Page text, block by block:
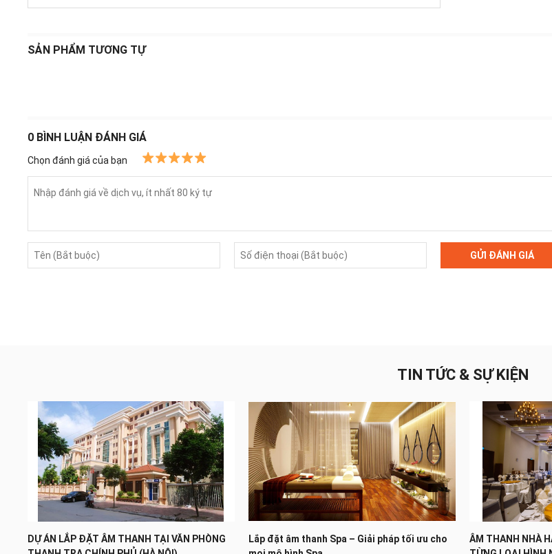
SẢN PHẨM TƯƠNG TỰ
0 BÌNH LUẬN ĐÁNH GIÁ
Chọn đánh giá của bạn
GỬI ĐÁNH GIÁ
TIN TỨC & SỰ KIỆN
DỰ ÁN LẮP ĐẶT ÂM THANH TẠI VĂN PHÒNG
Lắp đặt âm thanh Spa – Giải pháp tối ưu cho
ÂM THANH NHÀ